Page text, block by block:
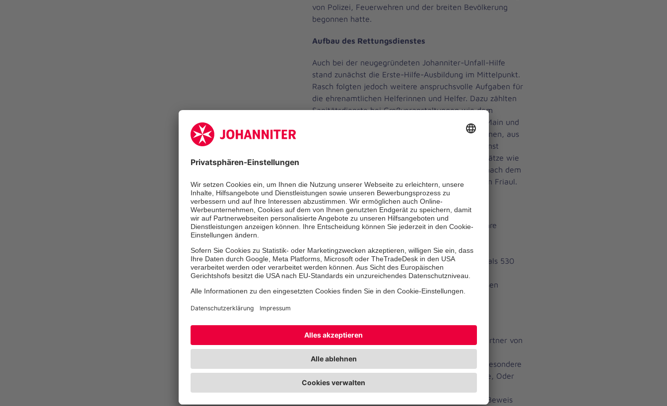
von Polizei, Feuerwehren und der breiten Bevölkerung
begonnen hatte.
Aufbau des Rettungsdienstes
Auch bei der neugegründeten Johanniter-Unfall-Hilfe
stand zunächst die Erste-Hilfe-Ausbildung im Mittelpunkt.
Rasch folgten jedoch weitere anspruchsvolle Aufgaben für
die ehrenamtlichen Helferinnen und Helfer. Dazu zählten
Sanitätsdienste bei Großveranstaltungen wie dem
Evangelischen Kirchentag 1956 in Frankfurt am Main und
die Einrichtung von Unfallhilfsstellen an Autobahnen, aus
denen sich später der professionelle Rettungsdienst
entwickelte. Es folgten zahlreiche große Hilfseinsätze wie
bei der Sturmflut in Hamburg im Jahr 1962 und nach dem
verheerenden Erdbeben 1976 im norditalienischen Friaul.
Hausnotruf, Pflege, Kitas
In den folgenden Jahren bauten die Johanniter ihre
Unterstützungsangebote wie Menüdienste, der
Hausnotruf und die ambulante Pflege. Mit mehr als 530
Kindertageseinrichtungen bundesweit zählt die
Johanniter-Unfall-Hilfe heute zudem zu den großen
gemeinnützigen Kita-Trägern in Deutschland.
Ihre Zuverlässigkeit und Leistungsfähigkeit als Partner von
Bund, Ländern und Kommunen konnten die
Katastrophenschutzeinheiten der Johanniter insbesondere
anlässlich der letzten großen Hochwasser an Elbe, Oder
und Saale und erneut während der
Hochwasserkatastrophe im Sommer 2021 unter Beweis